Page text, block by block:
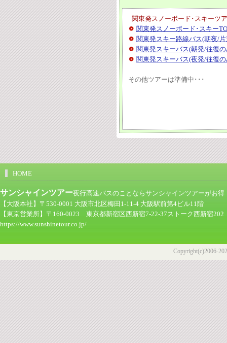
関東発スノーボード･スキーツ
関東発スノーボード･スキー
関東発スキー路線バス(朝夜/
関東発スキーバス(朝発/往復
関東発スキーバス(夜発/往復
その他ツアーは準備中･･･
HOME
サンシャインツアー夜行高速バスのことならサンシャインツアーがお
【大阪本社】〒530-0001 大阪市北区梅田1-11-4 大阪駅前第4ビル11階
【東京営業所】〒160-0023 東京都新宿区西新宿7-22-37ストーク西新宿202
https://www.sunshinetour.co.jp/
Copyright(c)2006-